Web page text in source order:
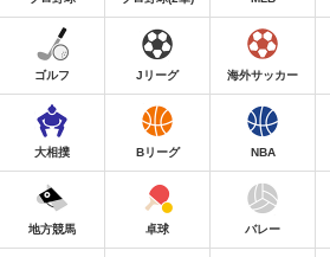
ゴルフ Jリーグ 海外サッカー
大相撲 Bリーグ NBA
地方競馬 卓球 バレー